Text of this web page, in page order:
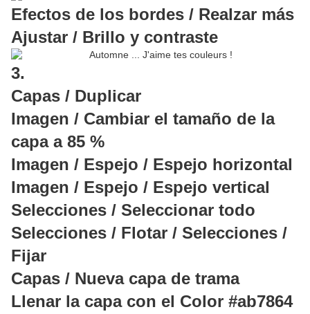
Efectos de los bordes / Realzar más
Ajustar / Brillo y contraste
3.
Capas / Duplicar
Imagen / Cambiar el tamaño de la
capa a 85 %
Imagen / Espejo / Espejo horizontal
Imagen / Espejo / Espejo vertical
Selecciones / Seleccionar todo
Selecciones / Flotar / Selecciones /
Fijar
Capas / Nueva capa de trama
Llenar la capa con el Color #ab7864